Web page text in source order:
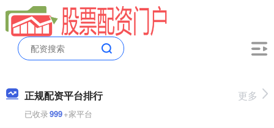
正规配资平台排行
已收录999+家平台
更多